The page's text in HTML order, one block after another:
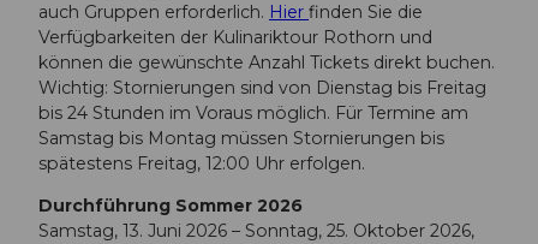
auch Gruppen erforderlich. Hier finden Sie die
Verfügbarkeiten der Kulinariktour Rothorn und
können die gewünschte Anzahl Tickets direkt buchen.
Wichtig: Stornierungen sind von Dienstag bis Freitag
bis 24 Stunden im Voraus möglich. Für Termine am
Samstag bis Montag müssen Stornierungen bis
spätestens Freitag, 12:00 Uhr erfolgen.
Durchführung Sommer 2026
Samstag, 13. Juni 2026 – Sonntag, 25. Oktober 2026,